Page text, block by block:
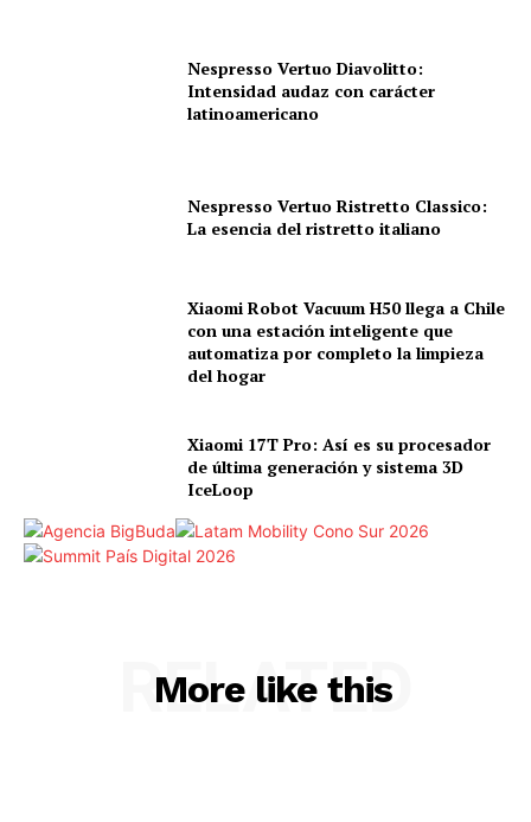
Nespresso Vertuo Diavolitto:
Intensidad audaz con carácter
latinoamericano
Nespresso Vertuo Ristretto Classico:
La esencia del ristretto italiano
Xiaomi Robot Vacuum H50 llega a Chile
con una estación inteligente que
automatiza por completo la limpieza
del hogar
Xiaomi 17T Pro: Así es su procesador
de última generación y sistema 3D
IceLoop
More like this
RELATED